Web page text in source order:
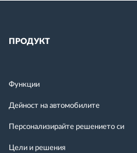
ПРОДУКТ
Функции
Дейност на автомобилите
Персонализирайте решението си
Цели и решения